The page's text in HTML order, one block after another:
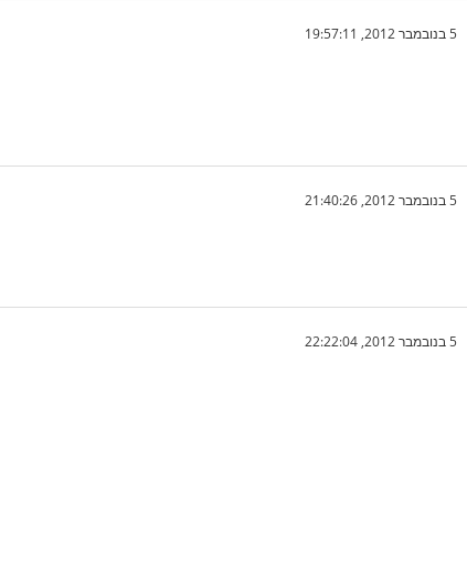
5 בנובמבר 2012, 19:57:11
5 בנובמבר 2012, 21:40:26
5 בנובמבר 2012, 22:22:04